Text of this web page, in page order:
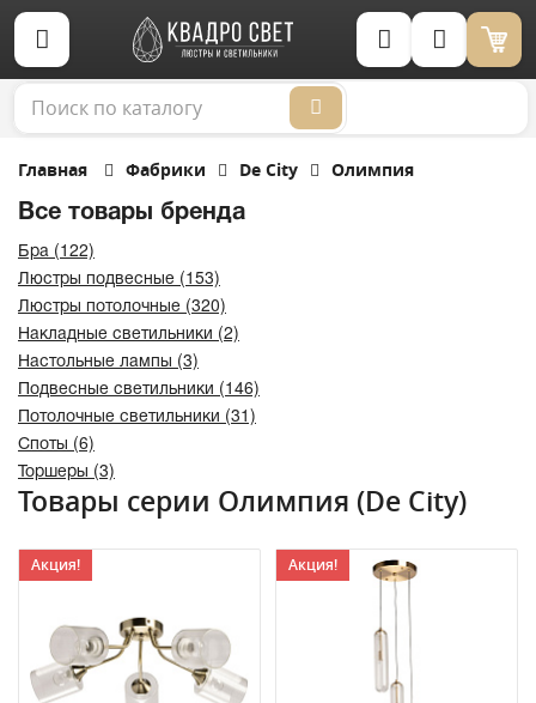
Корзина (0)
Главная Фабрики De City Олимпия
Все товары бренда
Бра (122)
Люстры подвесные (153)
Люстры потолочные (320)
Накладные светильники (2)
Настольные лампы (3)
Подвесные светильники (146)
Потолочные светильники (31)
Споты (6)
Торшеры (3)
Товары серии Олимпия (De City)
Акция! Акция!